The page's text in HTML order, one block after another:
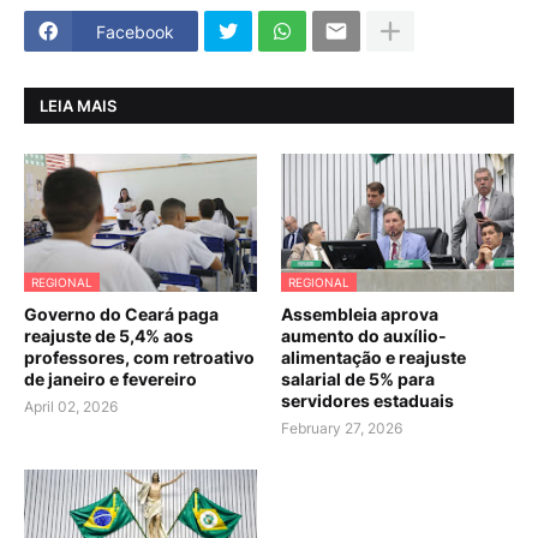
Facebook
LEIA MAIS
REGIONAL
Governo do Ceará paga
reajuste de 5,4% aos
professores, com retroativo
de janeiro e fevereiro
April 02, 2026
REGIONAL
Assembleia aprova
aumento do auxílio-
alimentação e reajuste
salarial de 5% para
servidores estaduais
February 27, 2026